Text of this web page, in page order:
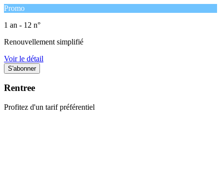
Promo
1 an - 12 n°
Renouvellement simplifié
Voir le détail
Rentree
Profitez d'un tarif préférentiel